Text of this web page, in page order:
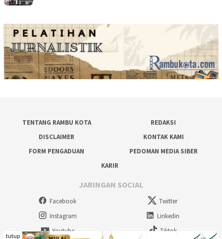
TENTANG RAMBU KOTA
REDAKSI
DISCLAIMER
KONTAK KAMI
FORM PENGADUAN
PEDOMAN MEDIA SIBER
KARIR
JARINGAN SOCIAL
Facebook
Twitter
Instagram
Linkedin
Youtube
Tiktok
tutup